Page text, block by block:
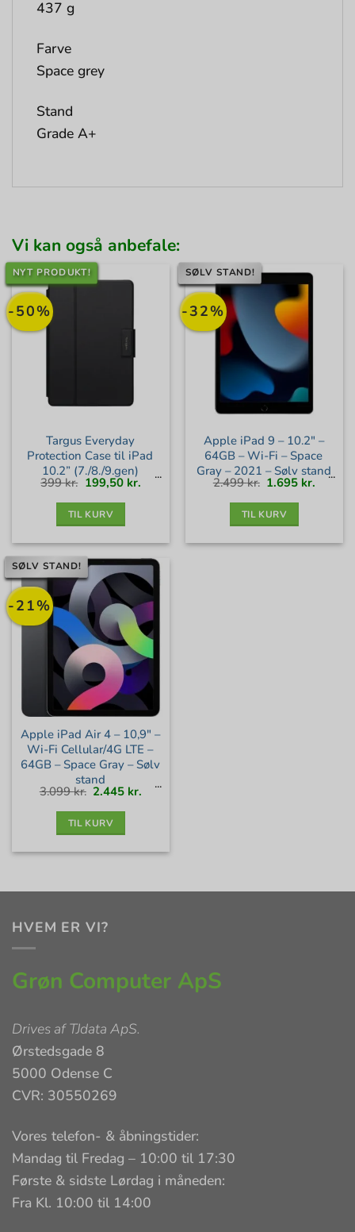
437 g
Farve
Space grey
Stand
Grade A+
Vi kan også anbefale:
-50%
NYT PRODUKT!
Targus Everyday
Protection Case til iPad
10.2” (7./8./9.gen)
399kr. Den
oprindelige
pris
199,50 kr.Den
aktuelle
pris
TIL KURV
-32%
SØLV STAND!
Apple iPad 9 – 10.2″ –
64GB – Wi-Fi – Space
Gray – 2021 – Sølv stand
2.499kr. Den
oprindelige
pris
1.695 kr. Den
TIL KURV
-21%
SØLV STAND!
Apple iPad Air 4 – 10,9″ –
Wi-Fi Cellular/4G LTE –
64GB – Space Gray – Sølv
stand
3.099kr. Den
oprindelige
pris
2.445 kr. Den
TIL KURV
HVEM ER VI?
Grøn Computer ApS
Drives afTJdata ApS.
Ørstedsgade 8
5000 Odense C
CVR: 30550269
Vores telefon- & åbningstider:
Mandag til Fredag – 10:00 til 17:30
Første & sidste Lørdag i måneden:
Fra Kl. 10:00 til 14:00